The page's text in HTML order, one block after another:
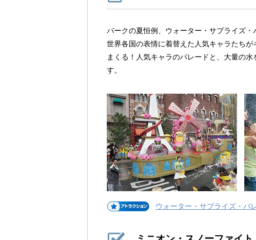
パークの夏恒例、ウォーター・サプライズ・
世界各国の表情に着替えた人気キャラたち
まくる！人気キャラのパレードと、大量の
す。
ウォーター・サプライズ・パ